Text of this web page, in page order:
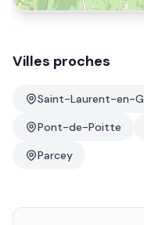
Villes proches
Saint-Laurent-en-
Pont-de-Poitte
Parcey